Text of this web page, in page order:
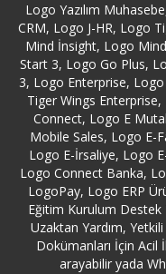
Logo Yazılım
CRM, Logo J-HR, Logo
Mind İnsight, Logo
Start 3, Logo Go Plus,
3, Logo Enterprise,
Tiger Wings
Connect, Logo E
Mobile Sales, Logo E-
Logo E-İrsaliye, Logo
Logo Connect Banka,
LogoPay, Logo ERP
Eğitim Kurulum Destek
Uzaktan Yardım,
Dokümanları İçin Acil
arayabilir yada